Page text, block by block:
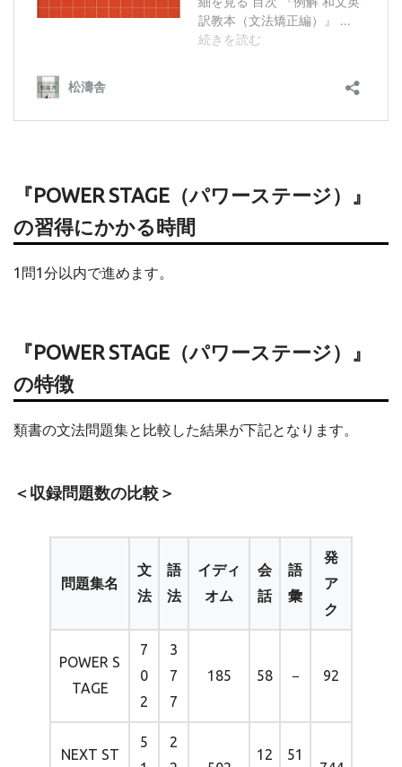
『POWER STAGE（パワーステージ）』
の習得にかかる時間
1問1分以内で進めます。
『POWER STAGE（パワーステージ）』
の特徴
類書の文法問題集と比較した結果が下記となります。
＜収録問題数の比較＞
問題集名
文
法
語
法
イディ
オム
会
話
語
彙
発
ア
ク
POWER S
TAGE
7
0
2
3
7
7
185 58 − 92
NEXT ST
5
2
12
51